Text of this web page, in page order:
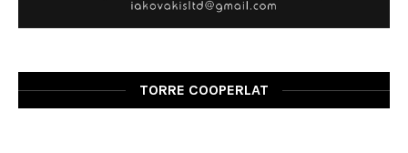
TORRE COOPERLAT